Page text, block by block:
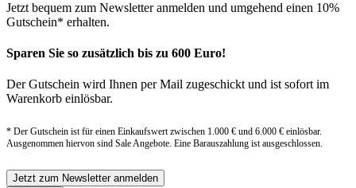
Jetzt bequem zum Newsletter anmelden und umgehend einen 10%
Gutschein* erhalten.
Sparen Sie so zusätzlich bis zu 600 Euro!
Der Gutschein wird Ihnen per Mail zugeschickt und ist sofort im
Warenkorb einlösbar.
* Der Gutschein ist für einen Einkaufswert zwischen 1.000 € und 6.000 € einlösbar.
Ausgenommen hiervon sind Sale Angebote. Eine Barauszahlung ist ausgeschlossen.
Jetzt zum Newsletter anmelden